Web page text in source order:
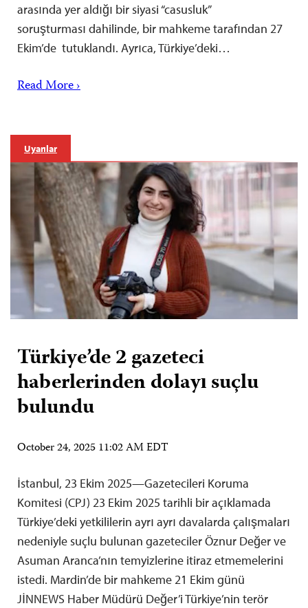
arasında yer aldığı bir siyasi “casusluk”
soruşturması dahilinde, bir mahkeme tarafından 27
Ekim’de tutuklandı. Ayrıca, Türkiye’deki…
Read More ›
Uyarılar
Türkiye’de 2 gazeteci
haberlerinden dolayı suçlu
bulundu
October 24, 2025 11:02 AM EDT
İstanbul, 23 Ekim 2025—Gazetecileri Koruma
Komitesi (CPJ) 23 Ekim 2025 tarihli bir açıklamada
Türkiye’deki yetkililerin ayrı ayrı davalarda çalışmaları
nedeniyle suçlu bulunan gazeteciler Öznur Değer ve
Asuman Aranca’nın temyizlerine itiraz etmemelerini
istedi. Mardin’de bir mahkeme 21 Ekim günü
JİNNEWS Haber Müdürü Değer’i Türkiye’nin terör